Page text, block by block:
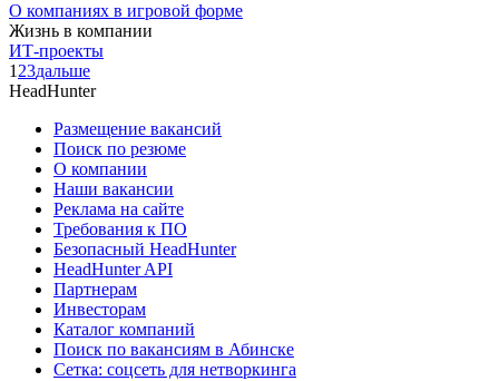
О компаниях в игровой форме
Жизнь в компании
ИТ-проекты
1 23дальше
HeadHunter
Размещение вакансий
Поиск по резюме
О компании
Наши вакансии
Реклама на сайте
Требования к ПО
Безопасный HeadHunter
HeadHunter API
Партнерам
Инвесторам
Каталог компаний
Поиск по вакансиям в Абинске
Сетка: соцсеть для нетворкинга